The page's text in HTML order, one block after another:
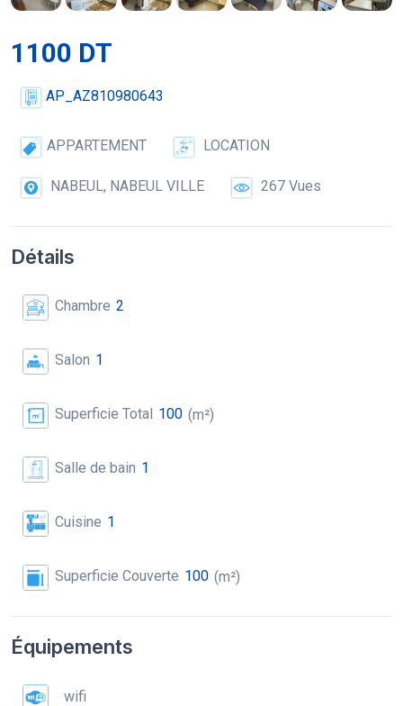
1100 DT
AP_AZ810980643
APPARTEMENT LOCATION
NABEUL, NABEUL VILLE 267 Vues
Détails
Chambre 2
Salon 1
Superficie Total 100 (m²)
Salle de bain 1
Cuisine 1
Superficie Couverte 100 (m²)
Équipements
wifi